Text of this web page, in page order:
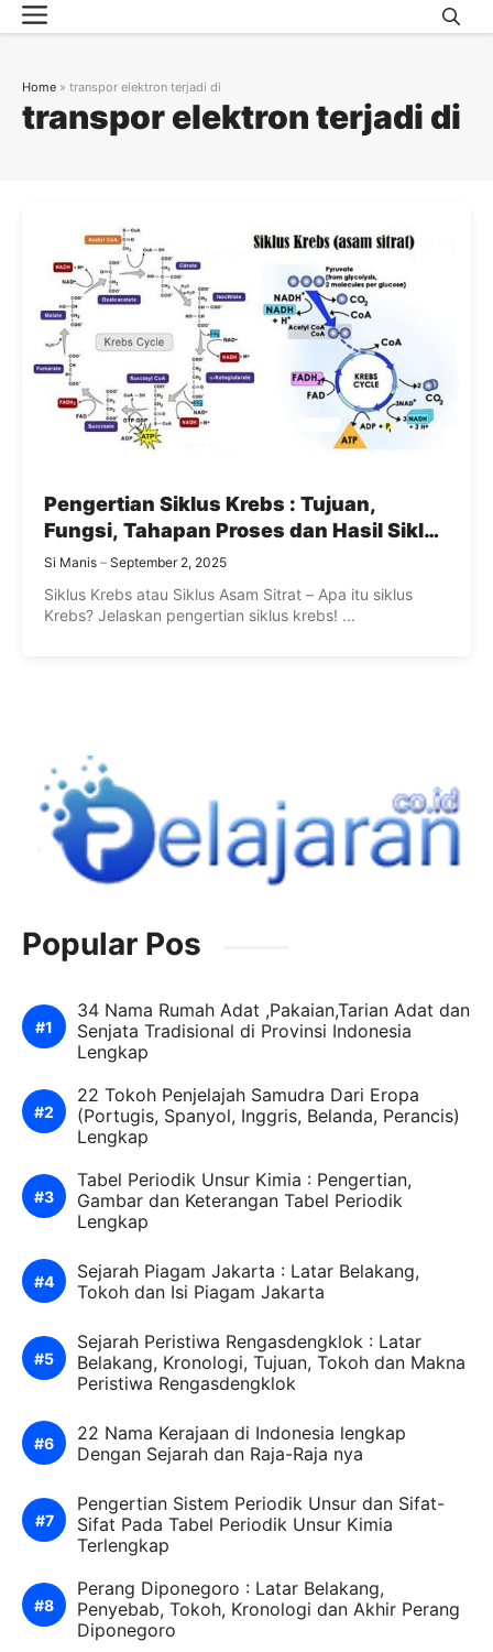
Skip
to
Menu
transpor elektron terjadi di
Home » transpor elektron terjadi di
Pengertian Siklus Krebs : Tujuan,
Fungsi, Tahapan Proses dan Hasil Siklus
Krebs
Si Manis September 2, 2025
Siklus Krebs atau Siklus Asam Sitrat – Apa itu siklus
Krebs? Jelaskan pengertian siklus krebs! ...
Popular Pos
34 Nama Rumah Adat ,Pakaian,Tarian Adat dan
Senjata Tradisional di Provinsi Indonesia
Lengkap
22 Tokoh Penjelajah Samudra Dari Eropa
(Portugis, Spanyol, Inggris, Belanda, Perancis)
Lengkap
Tabel Periodik Unsur Kimia : Pengertian,
Gambar dan Keterangan Tabel Periodik
Lengkap
Sejarah Piagam Jakarta : Latar Belakang,
Tokoh dan Isi Piagam Jakarta
Sejarah Peristiwa Rengasdengklok : Latar
Belakang, Kronologi, Tujuan, Tokoh dan Makna
Peristiwa Rengasdengklok
22 Nama Kerajaan di Indonesia lengkap
Dengan Sejarah dan Raja-Raja nya
Pengertian Sistem Periodik Unsur dan Sifat-
Sifat Pada Tabel Periodik Unsur Kimia
Terlengkap
Perang Diponegoro : Latar Belakang,
Penyebab, Tokoh, Kronologi dan Akhir Perang
Diponegoro